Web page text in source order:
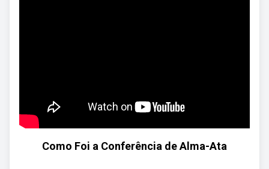
Como Foi a Conferência de Alma-Ata